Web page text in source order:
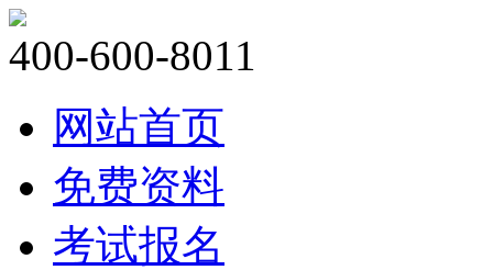
400-600-8011
网站首页
免费资料
考试报名